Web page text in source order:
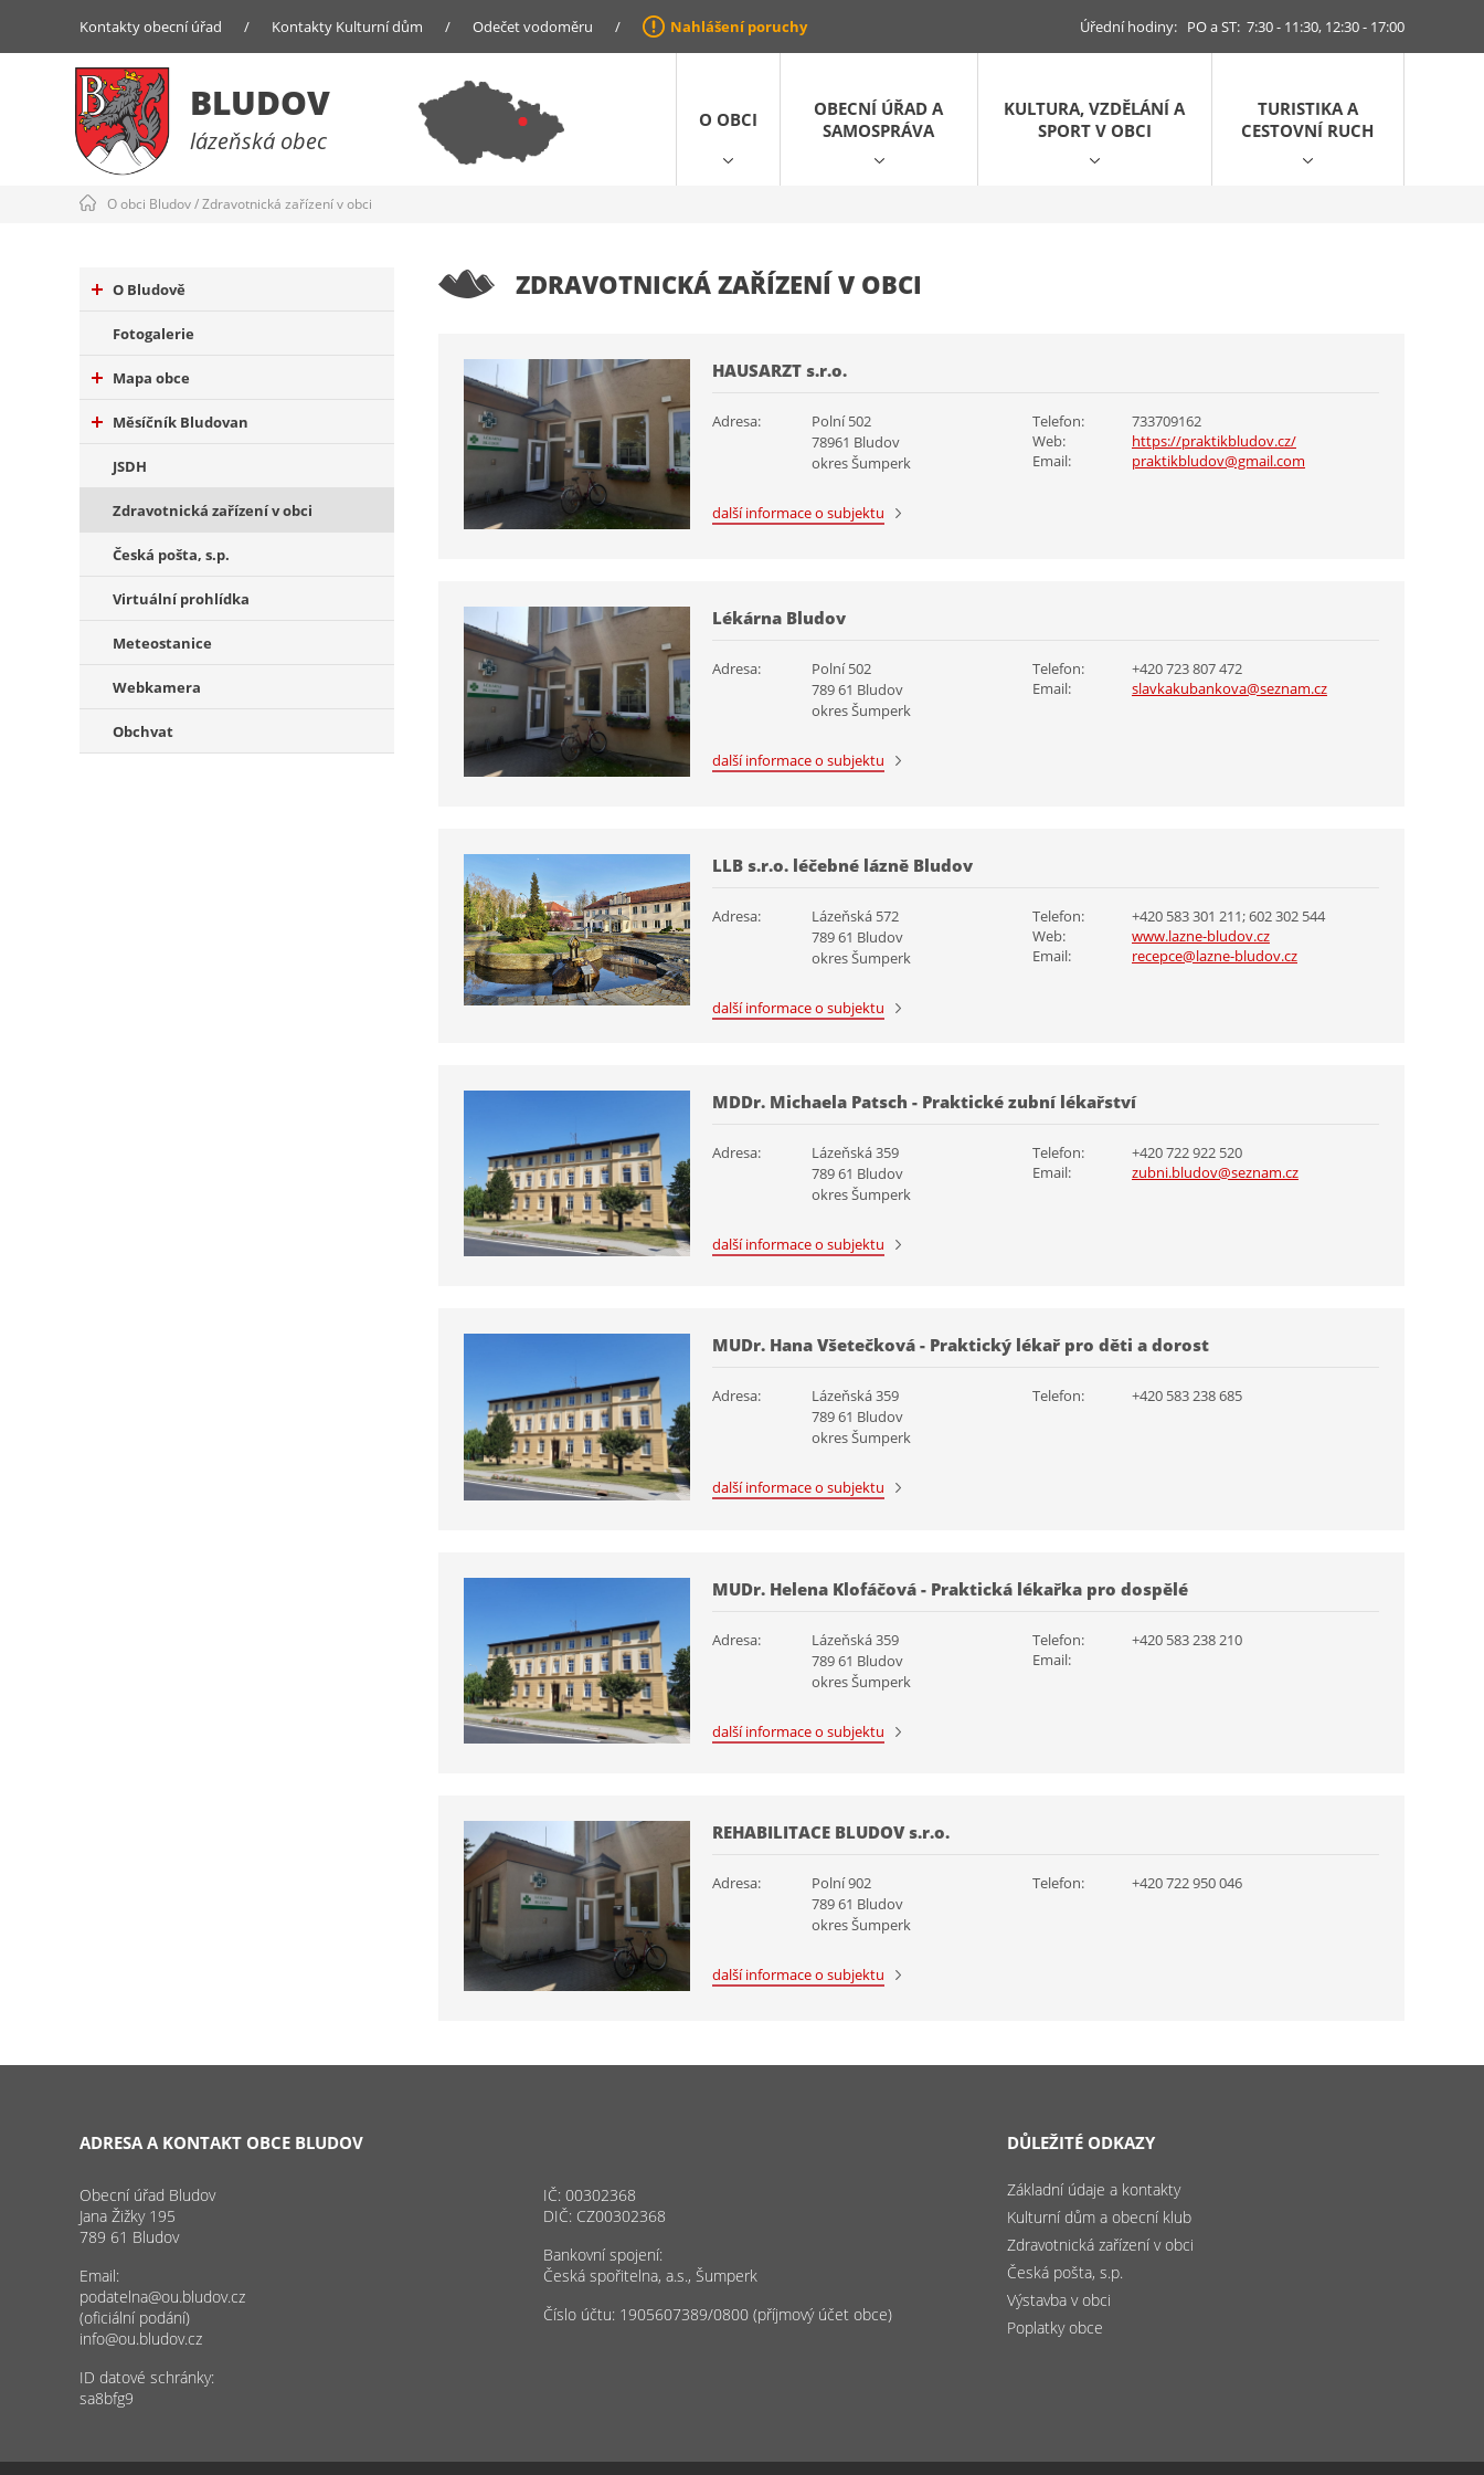
Kontakty obecní úřad / Kontakty Kulturní dům / Odečet vodoměru / Nahlášení poruchy Úřední hodiny: PO a ST: 7:30 - 11:30, 12:30 - 17:00
BLUDOV
lázeňská obec
O OBCI
OBECNÍ ÚŘAD A
SAMOSPRÁVA
KULTURA, VZDĚLÁNÍ A
SPORT V OBCI
TURISTIKA A
CESTOVNÍ RUCH
O obci Bludov/Zdravotnická zařízení v obci
O Bludově
Fotogalerie
Mapa obce
Měsíčník Bludovan
JSDH
Zdravotnická zařízení v obci
Česká pošta, s.p.
Virtuální prohlídka
Meteostanice
Webkamera
Obchvat
ZDRAVOTNICKÁ ZAŘÍZENÍ V OBCI
HAUSARZT s.r.o.
Adresa:
Polní 502
78961 Bludov
okres Šumperk
Telefon:
733709162
Web:
https://praktikbludov.cz/
Email:
praktikbludov@gmail.com
další informace o subjektu
Lékárna Bludov
Adresa:
Polní 502
789 61 Bludov
okres Šumperk
Telefon:
+420 723 807 472
Email:
slavkakubankova@seznam.cz
další informace o subjektu
LLB s.r.o. léčebné lázně Bludov
Adresa:
Lázeňská 572
789 61 Bludov
okres Šumperk
Telefon:
+420 583 301 211; 602 302 544
Web:
www.lazne-bludov.cz
Email:
recepce@lazne-bludov.cz
další informace o subjektu
MDDr. Michaela Patsch - Praktické zubní lékařství
Adresa:
Lázeňská 359
789 61 Bludov
okres Šumperk
Telefon:
+420 722 922 520
Email:
zubni.bludov@seznam.cz
další informace o subjektu
MUDr. Hana Všetečková - Praktický lékař pro děti a dorost
Adresa:
Lázeňská 359
789 61 Bludov
okres Šumperk
Telefon: +420 583 238 685
další informace o subjektu
MUDr. Helena Klofáčová - Praktická lékařka pro dospělé
Adresa:
Lázeňská 359
789 61 Bludov
okres Šumperk
Telefon:
+420 583 238 210
Email:
další informace o subjektu
REHABILITACE BLUDOV s.r.o.
Adresa:
Polní 902
789 61 Bludov
okres Šumperk
Telefon: +420 722 950 046
další informace o subjektu
ADRESA A KONTAKT OBCE BLUDOV
Obecní úřad Bludov
Jana Žižky 195
789 61 Bludov
Email:
podatelna@ou.bludov.cz
(oficiální podání)
info@ou.bludov.cz
ID datové schránky:
sa8bfg9
IČ: 00302368
DIČ: CZ00302368
Bankovní spojení:
Česká spořitelna, a.s., Šumperk
Číslo účtu: 1905607389/0800 (příjmový účet obce)
DŮLEŽITÉ ODKAZY
Základní údaje a kontakty
Kulturní dům a obecní klub
Zdravotnická zařízení v obci
Česká pošta, s.p.
Výstavba v obci
Poplatky obce